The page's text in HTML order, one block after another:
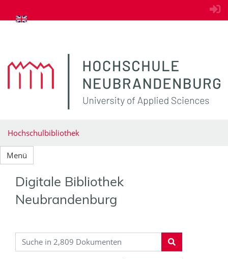
zum Inhalt springen
Hochschulbibliothek
Menü
Digitale Bibliothek
Neubrandenburg